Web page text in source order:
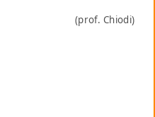
(prof. Chiodi)